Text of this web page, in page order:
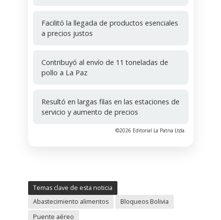
Facilitó la llegada de productos esenciales
a precios justos
Contribuyó al envío de 11 toneladas de
pollo a La Paz
Resultó en largas filas en las estaciones de
servicio y aumento de precios
©2026 Editorial La Patria Ltda.
Temas clave de esta noticia
Abastecimiento alimentos
Bloqueos Bolivia
Puente aéreo